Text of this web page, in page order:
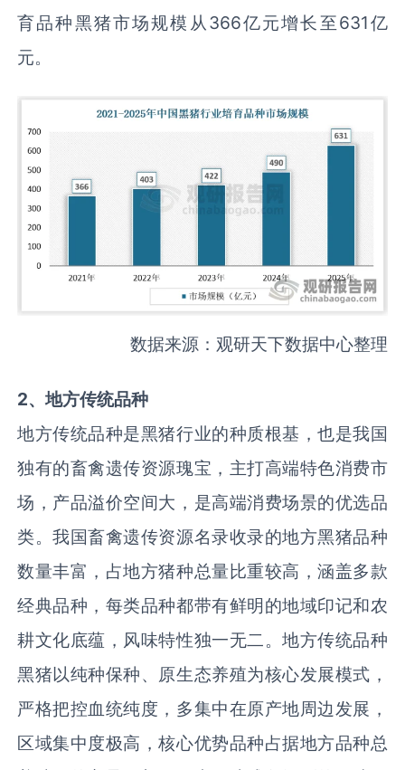
育品种黑猪市场规模从366亿元增长至631亿
元。
数据来源：观研天下数据中心整理
2、地方传统品种
地方传统品种是黑猪行业的种质根基，也是我国
独有的畜禽遗传资源瑰宝，主打高端特色消费市
场，产品溢价空间大，是高端消费场景的优选品
类。我国畜禽遗传资源名录收录的地方黑猪品种
数量丰富，占地方猪种总量比重较高，涵盖多款
经典品种，每类品种都带有鲜明的地域印记和农
耕文化底蕴，风味特性独一无二。地方传统品种
黑猪以纯种保种、原生态养殖为核心发展模式，
严格把控血统纯度，多集中在原产地周边发展，
区域集中度极高，核心优势品种占据地方品种总